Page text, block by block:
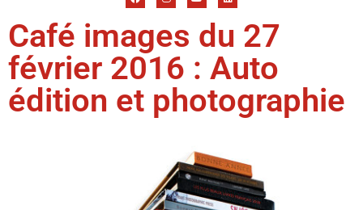
Café images du 27
février 2016 : Auto
édition et photographie